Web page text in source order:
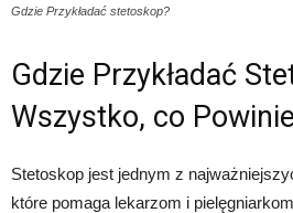
Gdzie Przykładać stetoskop?
Gdzie Przykładać
Wszystko, co
Stetoskop jest jednym z
które pomaga lekarzom i